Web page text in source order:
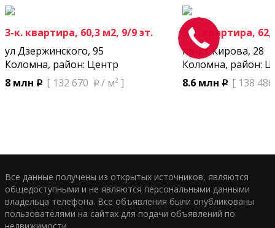
3-к. квартира, 60,3 м2, 9/9 эт.
ул Дзержинского, 95
Коломна, район: Центр
8 млн p [ 132 670 p / м2 ]
3-к. квартира,
пр-кт Кирова, 28
Коломна, район:
8.6 млн p [ 138 486
Все данные получены из открытых источников, являются
общедоступными и не являются персональными данными
владельца телефона. Все объявления были опубликованы
пользователями на сайтах для подачи объявлений по